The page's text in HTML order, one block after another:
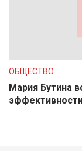
ОБЩЕСТВО
Мария Бутина